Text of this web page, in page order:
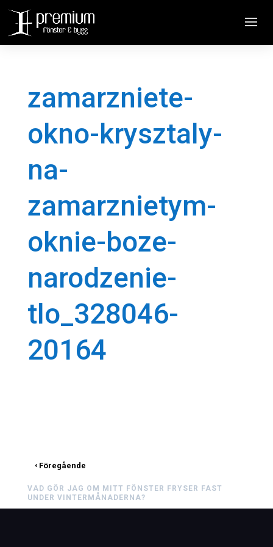
zamarzniete-
okno-krysztaly-
na-
zamarznietym-
oknie-boze-
narodzenie-
tlo_328046-
20164
‹Föregående
VAD GÖR JAG OM MITT FÖNSTER FRYSER FAST
UNDER VINTERMÅNADERNA?